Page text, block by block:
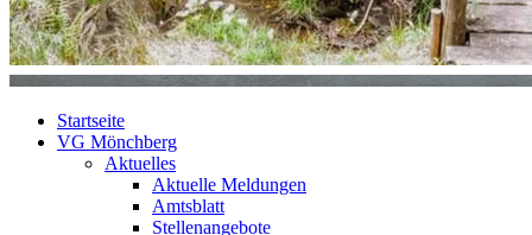
Startseite
VG Mönchberg
Aktuelles
Aktuelle Meldungen
Amtsblatt
Stellenangebote